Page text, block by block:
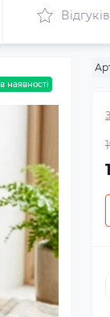
Відгуків
в наявності